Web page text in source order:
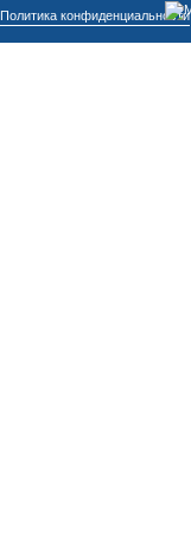
Политика конфиденциальности